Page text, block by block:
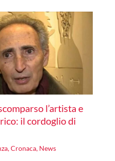
l’artista e
il cordoglio di
,Cronaca, News